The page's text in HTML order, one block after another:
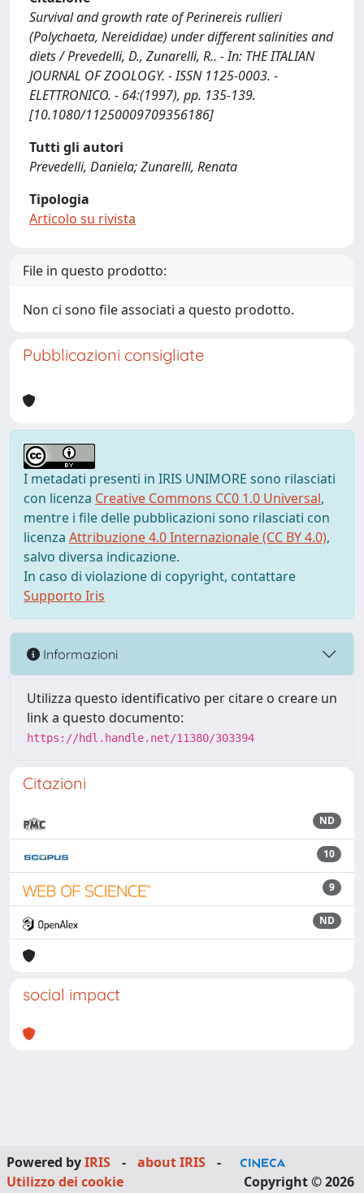
Survival and growth rate of Perinereis rullieri
(Polychaeta, Nereididae) under different salinities and
diets / Prevedelli, D., Zunarelli, R.. - In: THE ITALIAN
JOURNAL OF ZOOLOGY. - ISSN 1125-0003. -
ELETTRONICO. - 64:(1997), pp. 135-139.
[10.1080/11250009709356186]
Tutti gli autori
Prevedelli, Daniela; Zunarelli, Renata
Tipologia
Articolo su rivista
File in questo prodotto:
Non ci sono file associati a questo prodotto.
Pubblicazioni consigliate
I metadati presenti in IRIS UNIMORE sono rilasciati
con licenza Creative Commons CC0 1.0 Universal,
mentre i file delle pubblicazioni sono rilasciati con
licenza Attribuzione 4.0 Internazionale (CC BY 4.0),
salvo diversa indicazione.
In caso di violazione di copyright, contattare
Supporto Iris
Informazioni
Utilizza questo identificativo per citare o creare un
link a questo documento:
https://hdl.handle.net/11380/303394
Citazioni
ND
10
9
ND
social impact
Powered byIRIS - about IRIS
-
Utilizzo dei cookie
Copyright © 2026